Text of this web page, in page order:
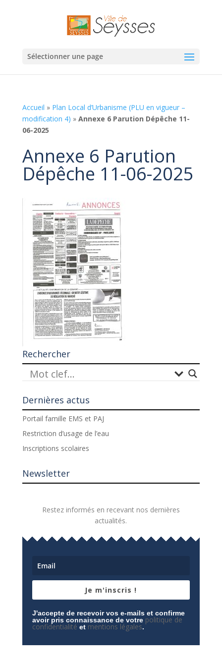
Sélectionner une page
Accueil » Plan Local d’Urbanisme (PLU en vigueur –
modification 4) » Annexe 6 Parution Dépêche 11-
06-2025
Annexe 6 Parution
Dépêche 11-06-2025
Rechercher
Dernières actus
Portail famille EMS et PAJ
Restriction d’usage de l’eau
Inscriptions scolaires
Newsletter
Restez informés en recevant nos dernières
actualités.
Je m'inscris !
J'accepte de recevoir vos e-mails et confirme
avoir pris connaissance de votre politique de
confidentialité et mentions légales.